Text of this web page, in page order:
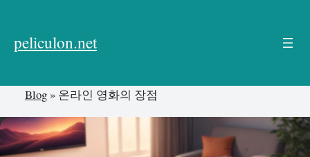
뛰
기
peliculon.net
Blog» 온라인 영화의 장점